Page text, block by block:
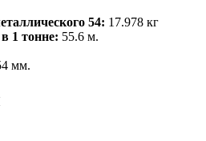
54: 17.978 кг
1 тонне: 55.6 м.
мм.